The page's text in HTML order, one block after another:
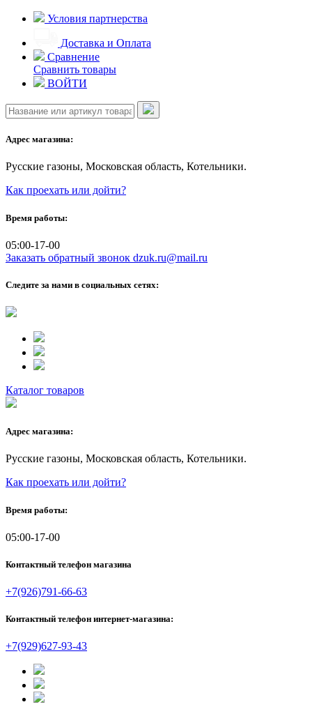
Skip
content
Условия партнерства
Доставка и Оплата
Сравнение
Сравнить товары
ВОЙТИ
Адрес магазина:
Русские газоны, Московская область, Котельники.
Как проехать или дойти?
Время работы:
05:00-17-00
Заказать обратный звонок dzuk.ru@mail.ru
Следите за нами в социальных сетях:
Каталог товаров
Адрес магазина:
Русские газоны, Московская область, Котельники.
Как проехать или дойти?
Время работы:
05:00-17-00
Контактный телефон магазина
+7(926)791-66-63
Контактный телефон интернет-магазина:
+7(929)627-93-43